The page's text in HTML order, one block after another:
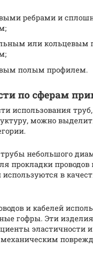
ребрами и
или кольцевым
полым профилем.
по сферам
использования
можно
небольшого
прокладки проводов
используются в
и кабелей
гофры. Эти
эластичности и
механическим